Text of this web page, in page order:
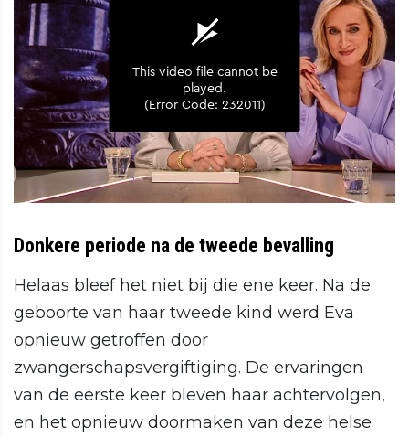
Donkere periode na de tweede bevalling
Helaas bleef het niet bij die ene keer. Na de
geboorte van haar tweede kind werd Eva
opnieuw getroffen door
zwangerschapsvergiftiging. De ervaringen
van de eerste keer bleven haar achtervolgen,
en het opnieuw doormaken van deze helse